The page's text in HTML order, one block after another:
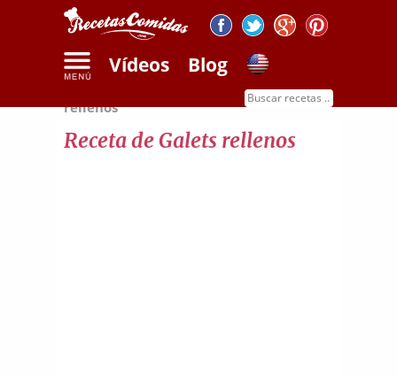
Vídeos Blog
Receta de galets
rellenos
Receta de Galets rellenos